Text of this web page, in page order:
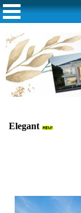
Elegant